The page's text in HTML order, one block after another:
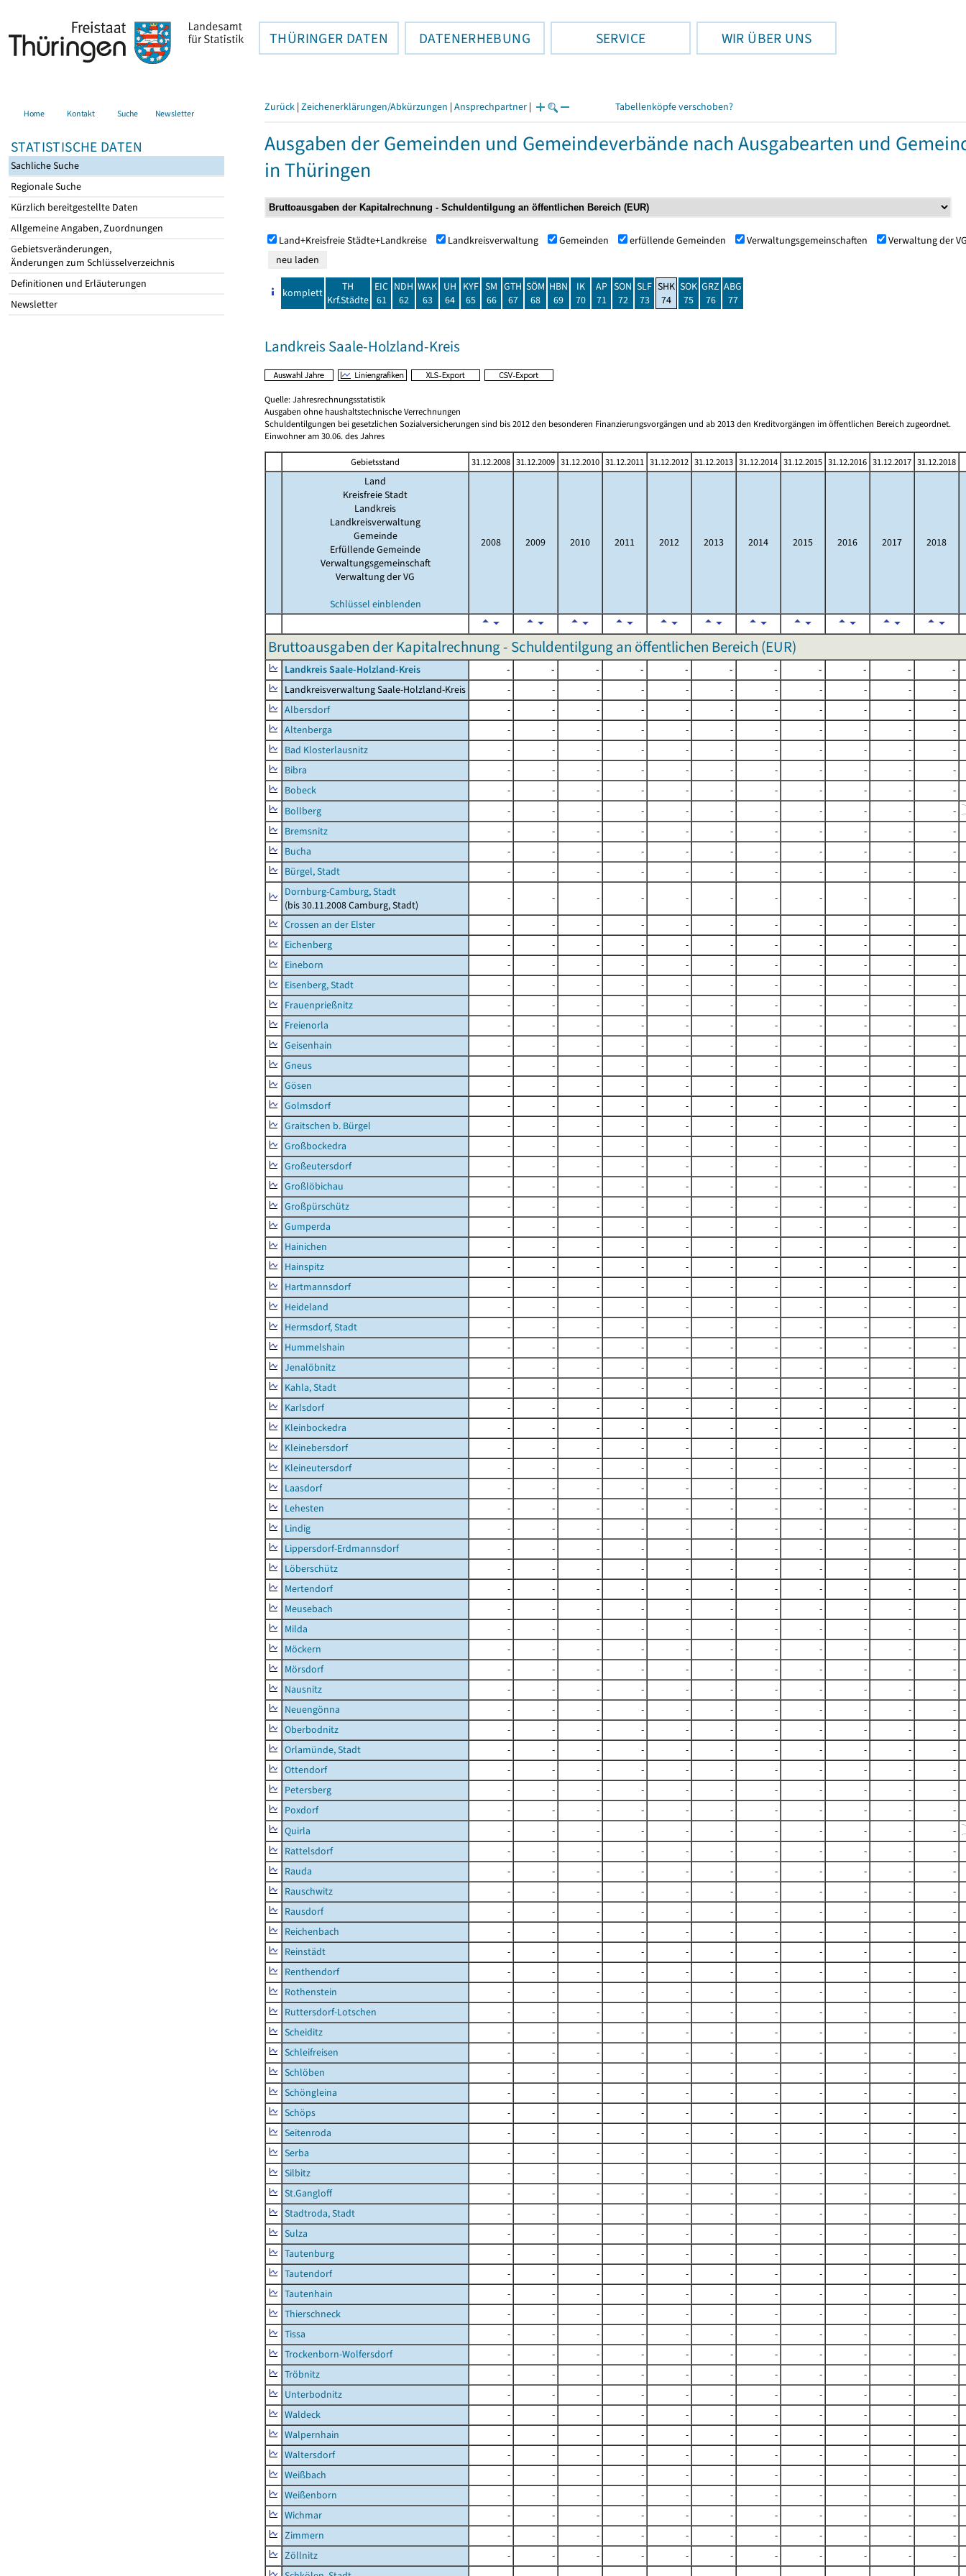
THÜRINGER DATEN DATENERHEBUNG SERVICE WIR ÜBER UNS
Home Kontakt Suche Newsletter
STATISTISCHE DATEN
Sachliche Suche
Regionale Suche
Kürzlich bereitgestellte Daten
Allgemeine Angaben, Zuordnungen
Gebietsveränderungen,
Änderungen zum Schlüsselverzeichnis
Definitionen und Erläuterungen
Newsletter
Zurück | Zeichenerklärungen/Abkürzungen | Ansprechpartner | Tabellenköpfe verschoben?
Ausgaben der Gemeinden und Gemeindeverbände nach Ausgabearten und
in Thüringen
Land+Kreisfreie Städte+Landkreise Landkreisverwaltung Gemeinden erfüllende Gemeinden Verwaltungsgemeinschaften Verwaltung der
komplett
TH
Krf.Städte
EIC
61
NDH
62
WAK
63
UH
64
KYF
65
SM
66
GTH
67
SÖM
68
HBN
69
IK
70
AP
71
SON
72
SLF
73
SHK
74
SOK
75
GRZ
76
ABG
77
Landkreis Saale-Holzland-Kreis
Quelle: Jahresrechnungsstatistik
Ausgaben ohne haushaltstechnische Verrechnungen
Schuldentilgungen bei gesetzlichen Sozialversicherungen sind bis 2012 den besonderen Finanzierungsvorgängen und ab 2013 den Kreditvorgängen im öffentlichen Bereich zugeordnet.
Einwohner am 30.06. des Jahres
Gebietsstand 31.12.2008 31.12.2009 31.12.2010 31.12.2011 31.12.2012 31.12.2013 31.12.2014 31.12.2015 31.12.2016 31.12.2017 31.12.2018
Land
Kreisfreie Stadt
Landkreis
Landkreisverwaltung
Gemeinde
Erfüllende Gemeinde
Verwaltungsgemeinschaft
Verwaltung der VG
Schlüssel einblenden
2008 2009 2010 2011 2012 2013 2014 2015 2016 2017 2018
Bruttoausgaben der Kapitalrechnung - Schuldentilgung an öffentlichen Bereich (EUR)
Landkreis Saale-Holzland-Kreis - - - - - - - - - -
-
Landkreisverwaltung Saale-Holzland-Kreis
- - - - - - - - - -
-
Albersdorf
- - - - - - - - - -
-
Altenberga
- - - - - - - - - -
-
Bad Klosterlausnitz
- - - - - - - - - -
-
Bibra
- - - - - - - - - -
-
Bobeck
- - - - - - - - - -
-
Bollberg
- - - - - - - - - -
-
Bremsnitz
- - - - - - - - - -
-
Bucha
- - - - - - - - - -
-
Bürgel, Stadt
- - - - - - - - - -
-
Dornburg-Camburg, Stadt
(bis 30.11.2008 Camburg, Stadt)
- - - - - - - - - -
-
Crossen an der Elster
- - - - - - - - - -
-
Eichenberg
- - - - - - - - - -
-
Eineborn
- - - - - - - - - -
-
Eisenberg, Stadt
- - - - - - - - - -
-
Frauenprießnitz
- - - - - - - - - -
-
Freienorla
- - - - - - - - - -
-
Geisenhain
- - - - - - - - - -
-
Gneus
- - - - - - - - - -
-
Gösen
- - - - - - - - - -
-
Golmsdorf
- - - - - - - - - -
-
Graitschen b. Bürgel
- - - - - - - - - -
-
Großbockedra
- - - - - - - - - -
-
Großeutersdorf
- - - - - - - - - -
-
Großlöbichau
- - - - - - - - - -
-
Großpürschütz
- - - - - - - - - -
-
Gumperda
- - - - - - - - - -
-
Hainichen
- - - - - - - - - -
-
Hainspitz
- - - - - - - - - -
-
Hartmannsdorf
- - - - - - - - - -
-
Heideland
- - - - - - - - - -
-
Hermsdorf, Stadt
- - - - - - - - - -
-
Hummelshain
- - - - - - - - - -
-
Jenalöbnitz
- - - - - - - - - -
-
Kahla, Stadt
- - - - - - - - - -
-
Karlsdorf
- - - - - - - - - -
-
Kleinbockedra
- - - - - - - - - -
-
Kleinebersdorf
- - - - - - - - - -
-
Kleineutersdorf
- - - - - - - - - -
-
Laasdorf
- - - - - - - - - -
-
Lehesten
- - - - - - - - - -
-
Lindig
- - - - - - - - - -
-
Lippersdorf-Erdmannsdorf
- - - - - - - - - -
-
Löberschütz
- - - - - - - - - -
-
Mertendorf
- - - - - - - - - -
-
Meusebach
- - - - - - - - - -
-
Milda
- - - - - - - - - -
-
Möckern
- - - - - - - - - -
-
Mörsdorf
- - - - - - - - - -
-
Nausnitz
- - - - - - - - - -
-
Neuengönna
- - - - - - - - - -
-
Oberbodnitz
- - - - - - - - - -
-
Orlamünde, Stadt
- - - - - - - - - -
-
Ottendorf
- - - - - - - - - -
-
Petersberg
- - - - - - - - - -
-
Poxdorf
- - - - - - - - - -
-
Quirla
- - - - - - - - - -
-
Rattelsdorf
- - - - - - - - - -
-
Rauda
- - - - - - - - - -
-
Rauschwitz
- - - - - - - - - -
-
Rausdorf
- - - - - - - - - -
-
Reichenbach
- - - - - - - - - -
-
Reinstädt
- - - - - - - - - -
-
Renthendorf
- - - - - - - - - -
-
Rothenstein
- - - - - - - - - -
-
Ruttersdorf-Lotschen
- - - - - - - - - -
-
Scheiditz
- - - - - - - - - -
-
Schleifreisen
- - - - - - - - - -
-
Schlöben
- - - - - - - - - -
-
Schöngleina
- - - - - - - - - -
-
Schöps
- - - - - - - - - -
-
Seitenroda
- - - - - - - - - -
-
Serba
- - - - - - - - - -
-
Silbitz
- - - - - - - - - -
-
St.Gangloff
- - - - - - - - - -
-
Stadtroda, Stadt
- - - - - - - - - -
-
Sulza
- - - - - - - - - -
-
Tautenburg
- - - - - - - - - -
-
Tautendorf
- - - - - - - - - -
-
Tautenhain
- - - - - - - - - -
-
Thierschneck
- - - - - - - - - -
-
Tissa
- - - - - - - - - -
-
Trockenborn-Wolfersdorf
- - - - - - - - - -
-
Tröbnitz
- - - - - - - - - -
-
Unterbodnitz
- - - - - - - - - -
-
Waldeck
- - - - - - - - - -
-
Walpernhain
- - - - - - - - - -
-
Waltersdorf
- - - - - - - - - -
-
Weißbach
- - - - - - - - - -
-
Weißenborn
- - - - - - - - - -
-
Wichmar
- - - - - - - - - -
-
Zimmern
- - - - - - - - - -
-
Zöllnitz
- - - - - - - - - -
-